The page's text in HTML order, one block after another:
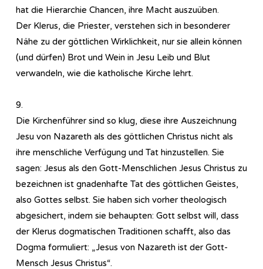
hat die Hierarchie Chancen, ihre Macht auszuüben.
Der Klerus, die Priester, verstehen sich in besonderer
Nähe zu der göttlichen Wirklichkeit, nur sie allein können
(und dürfen) Brot und Wein in Jesu Leib und Blut
verwandeln, wie die katholische Kirche lehrt.
9.
Die Kirchenführer sind so klug, diese ihre Auszeichnung
Jesu von Nazareth als des göttlichen Christus nicht als
ihre menschliche Verfügung und Tat hinzustellen. Sie
sagen: Jesus als den Gott-Menschlichen Jesus Christus zu
bezeichnen ist gnadenhafte Tat des göttlichen Geistes,
also Gottes selbst. Sie haben sich vorher theologisch
abgesichert, indem sie behaupten: Gott selbst will, dass
der Klerus dogmatischen Traditionen schafft, also das
Dogma formuliert: „Jesus von Nazareth ist der Gott-
Mensch Jesus Christus“.